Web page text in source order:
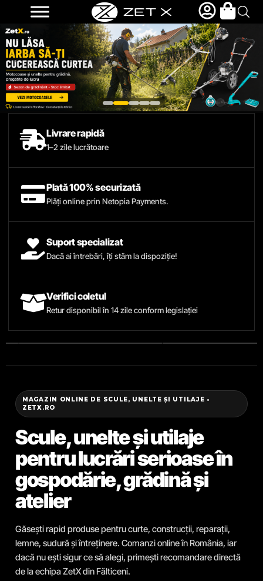
Livrare rapidă
1–2 zile lucrătoare
Plată 100% securizată
Plăți online prin Netopia Payments.
Suport specializat
Dacă ai întrebări, îți stăm la dispoziție!
Verifici coletul
Retur disponibil în 14 zile conform legislației
MAGAZIN ONLINE DE SCULE, UNELTE ȘI UTILAJE •
ZETX.RO
Scule, unelte și utilaje
pentru lucrări serioase în
gospodărie, grădină și
atelier
Găsești rapid produse pentru curte, construcții, reparații,
lemne, sudură și întreținere. Comanzi online în România, iar
dacă nu ești sigur ce să alegi, primești recomandare directă
de la echipa ZetX din Fălticeni.